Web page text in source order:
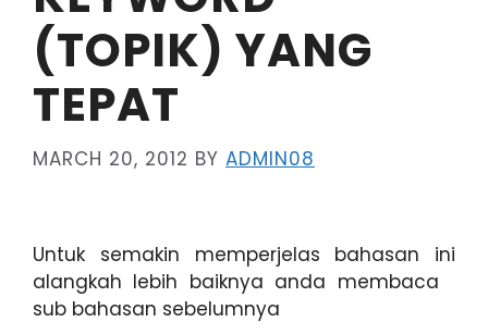
(TOPIK) YANG
TEPAT
MARCH 20, 2012 BY ADMIN08
Untuk semakin memperjelas bahasan ini
alangkah lebih baiknya anda membaca
sub bahasan sebelumnya